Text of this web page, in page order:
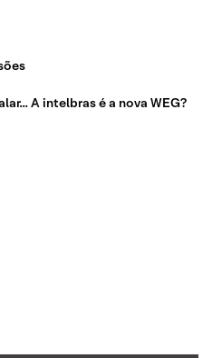
A intelbras é a nova WEG?